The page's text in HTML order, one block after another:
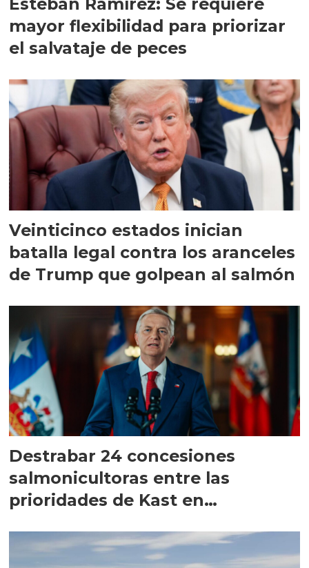
Esteban Ramírez: Se requiere
mayor flexibilidad para priorizar
el salvataje de peces
Veinticinco estados inician
batalla legal contra los aranceles
de Trump que golpean al salmón
Destrabar 24 concesiones
salmonicultoras entre las
prioridades de Kast en